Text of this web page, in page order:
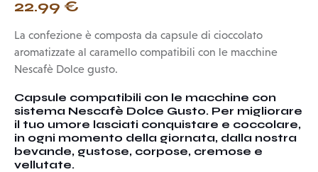
22.99 €
La confezione è composta da capsule di cioccolato
aromatizzate al caramello compatibili con le macchine
Nescafè Dolce gusto.
Capsule compatibili con le macchine con
sistema Nescafè Dolce Gusto. Per migliorare
il tuo umore lasciati conquistare e coccolare,
in ogni momento della giornata, dalla nostra
bevande, gustose, corpose, cremose e
vellutate.